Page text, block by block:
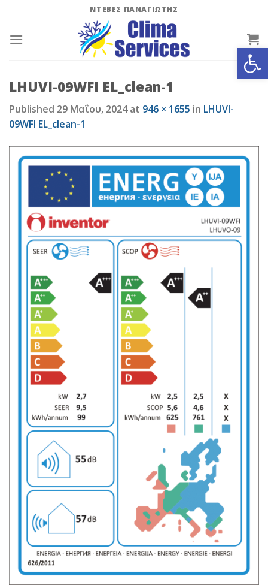
content
ΝΤΕΒΕΣ ΠΑΝΑΓΙΩΤΗΣ
LHUVI-09WFI EL_clean-1
Published 29 Μαΐου, 2024at 946 × 1655 in LHUVI-
09WFI EL_clean-1